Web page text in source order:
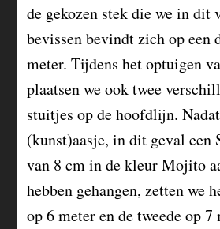
de gekozen stek die we in dit
bevissen bevindt zich op een
meter. Tijdens het optuigen
plaatsen we ook twee
stuitjes op de hoofdlijn.
(kunst)aasje, in dit geval een
van 8 cm in de kleur Mojito
hebben gehangen, zetten we
op 6 meter en de tweede op 7